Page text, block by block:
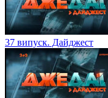
37 випуск. Дайджест